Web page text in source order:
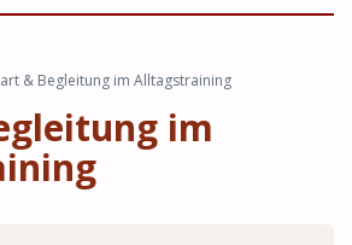
& Begleitung im Alltagstraining
im